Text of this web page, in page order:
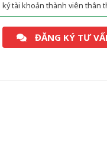
tài khoản thành viên thân
ĐĂNG KÝ TƯ